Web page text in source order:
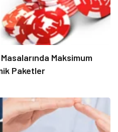
Maksimum
Paketler